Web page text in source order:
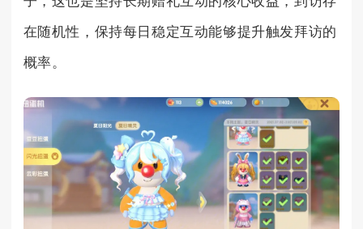
在随机性，保持每日稳定互动能够提升触发拜访的
概率。